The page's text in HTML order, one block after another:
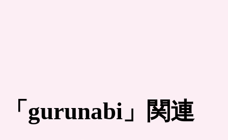
「 gurunabi 」関連